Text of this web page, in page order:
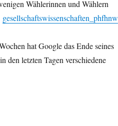
Wählerinnen und Wählern
gesellschaftswissenschaften_phfhnw
hat Google das Ende seines
den letzten Tagen verschiedene